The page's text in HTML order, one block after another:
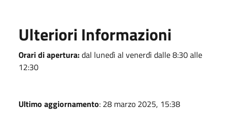
Ulteriori Informazioni
Orari di apertura:dal lunedì al venerdì dalle 8:30 alle
12:30
Ultimo aggiornamento: 28 marzo 2025, 15:38